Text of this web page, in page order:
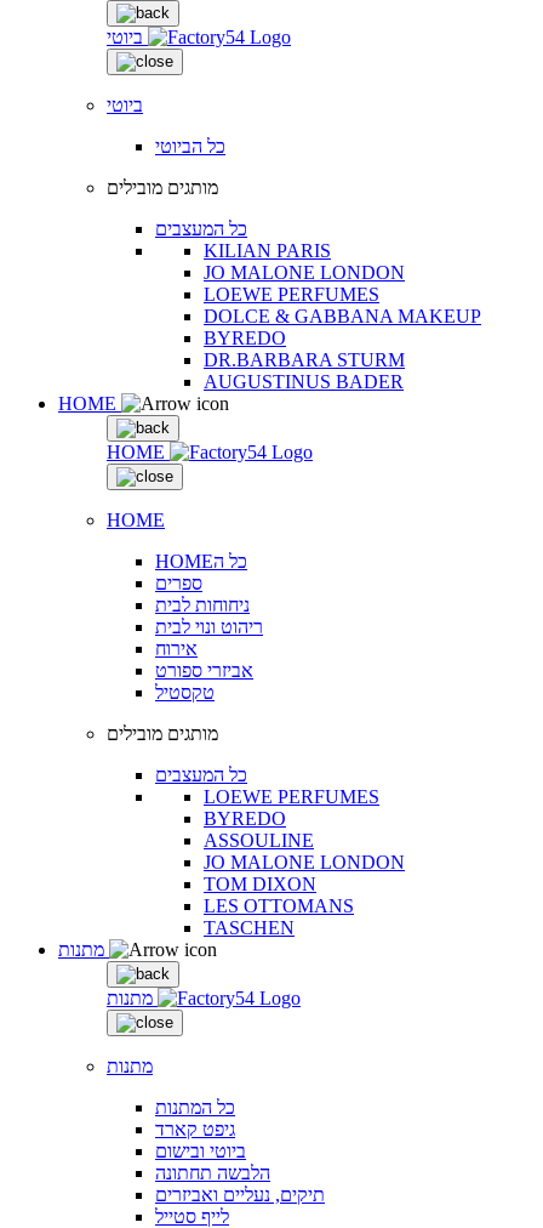
ביוטי
ביוטי
כל הביוטי
מותגים מובילים
כל המעצבים
KILIAN PARIS
JO MALONE LONDON
LOEWE PERFUMES
DOLCE & GABBANA MAKEUP
BYREDO
DR.BARBARA STURM
AUGUSTINUS BADER
HOME
HOME
HOME
HOMEכל ה
ספרים
ניחוחות לבית
ריהוט ונוי לבית
אירוח
אביזרי ספורט
טקסטיל
מותגים מובילים
כל המעצבים
LOEWE PERFUMES
BYREDO
ASSOULINE
JO MALONE LONDON
TOM DIXON
LES OTTOMANS
TASCHEN
מתנות
מתנות
כל המתנות
גיפט קארד
ביוטי ובישום
הלבשה תחתונה
תיקים, נעליים ואביזרים
לייף סטייל